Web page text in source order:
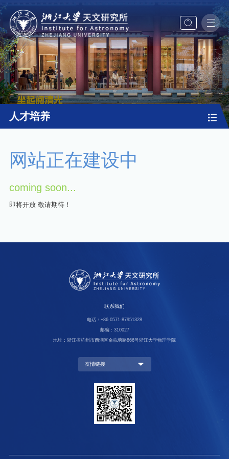
人才培养
网站正在建设中
coming soon...
即将开放 敬请期待！
联系我们
电话：+86-0571-87951328
邮编：310027
地址：浙江省杭州市西湖区余杭塘路866号浙江大学物理学院
友情链接